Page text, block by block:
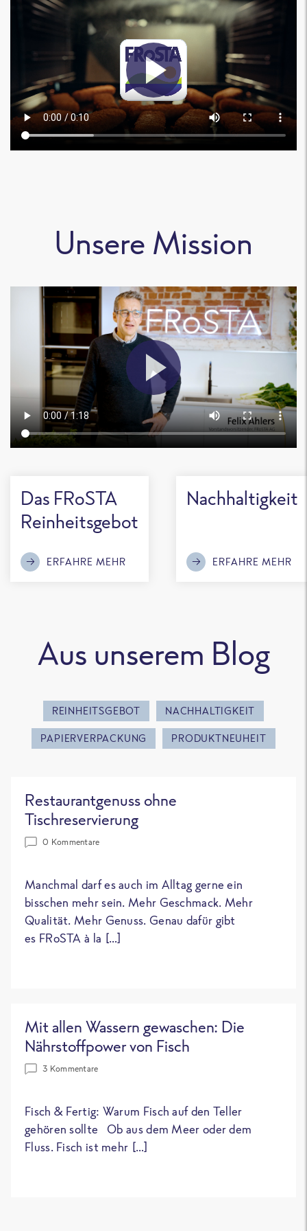
Unsere Mission
Das FRoSTA
Reinheitsgebot
ERFAHRE MEHR
Nachhaltigkeit
ERFAHRE MEHR
Aus unserem Blog
REINHEITSGEBOT NACHHALTIGKEIT
PAPIERVERPACKUNG PRODUKTNEUHEIT
Restaurantgenuss ohne
Tischreservierung
0 Kommentare
Manchmal darf es auch im Alltag gerne ein
bisschen mehr sein. Mehr Geschmack. Mehr
Qualität. Mehr Genuss. Genau dafür gibt
es FRoSTA à la […]
Mit allen Wassern gewaschen: Die
Nährstoffpower von Fisch
3 Kommentare
Fisch & Fertig: Warum Fisch auf den Teller
gehören sollte Ob aus dem Meer oder dem
Fluss. Fisch ist mehr […]